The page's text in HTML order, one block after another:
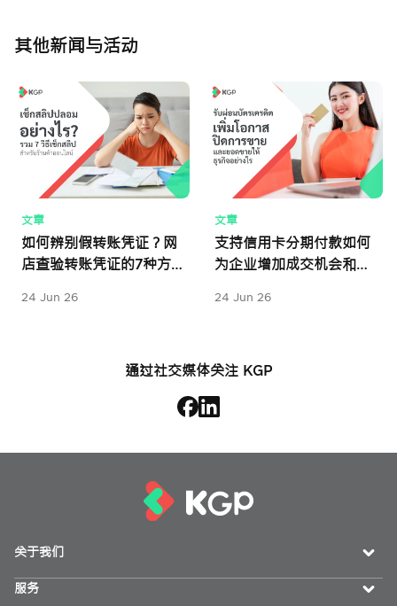
其他新闻与活动
文章
如何辨别假转账凭证？网
店查验转账凭证的7种方
24 Jun 26
文章
支持信用卡分期付款如何
为企业增加成交机会和销
24 Jun 26
通过社交媒体关注 KGP
关于我们
服务